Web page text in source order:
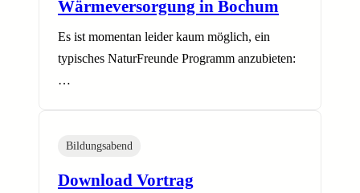
Wärmeversorgung in Bochum
Es ist momentan leider kaum möglich, ein
typisches NaturFreunde Programm anzubieten:
…
Bildungsabend
Download Vortrag